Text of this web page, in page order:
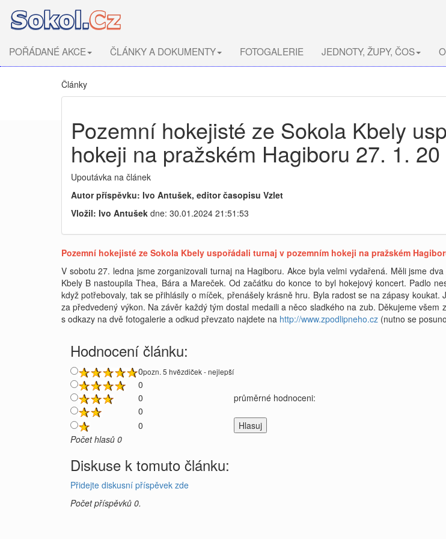
POŘÁDANÉ AKCE ČLÁNKY A DOKUMENTY FOTOGALERIE JEDNOTY, ŽUPY, ČOS
Články
Pozemní hokejisté ze Sokola Kbely
hokeji na pražském Hagiboru 27. 1. 20
Upoutávka na článek
Autor příspěvku: Ivo Antušek, editor časopisu Vzlet
Vložil: Ivo Antušek dne: 30.01.2024 21:51:53
Pozemní hokejisté ze Sokola Kbely uspořádali turnaj v pozemním hokeji na pražském
V sobotu 27. ledna jsme zorganizovali turnaj na Hagiboru. Akce byla velmi vydařená. Měli jsme
Kbely B nastoupila Thea, Bára a Mareček. Od začátku do konce to byl hokejový koncert. Padlo
když potřebovaly, tak se přihlásily o míček, přenášely krásně hru. Byla radost se na zápasy
za předvedený výkon. Na závěr každý tým dostal medaili a něco sladkého na zub. Děkujeme
s odkazy na dvě fotogalerie a odkud převzato najdete na http://www.zpodlipneho.cz (nutno se
Hodnocení článku:
0pozn. 5 hvězdiček - nejlepší
0
0
průměrné hodnoceni:
0
0
Počet hlasů 0
Diskuse k tomuto článku:
Přidejte diskusní příspěvek zde
Počet příspěvků 0.